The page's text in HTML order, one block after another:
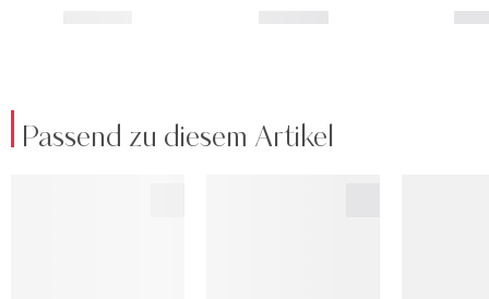
Passend zu diesem Artikel